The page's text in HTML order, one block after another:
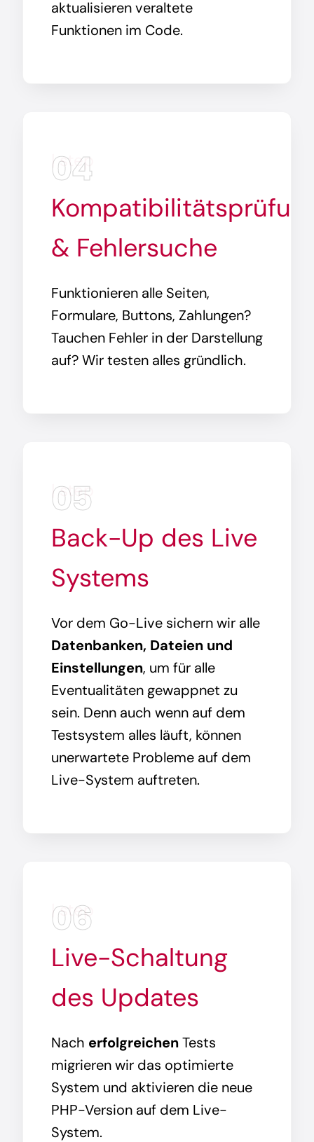
aktualisieren veraltete
Funktionen im Code.
04
| step
& Fehlersuche
Funktionieren alle Seiten,
Formulare, Buttons, Zahlungen?
Tauchen Fehler in der Darstellung
auf? Wir testen alles gründlich.
05
| step
Back-Up des Live
Systems
Vor dem Go-Live sichern wir alle
Datenbanken, Dateien und
Einstellungen, um für alle
Eventualitäten gewappnet zu
sein. Denn auch wenn auf dem
Testsystem alles läuft, können
unerwartete Probleme auf dem
Live-System auftreten.
06
| step
Live-Schaltung
des Updates
Nach erfolgreichenTests
migrieren wir das optimierte
System und aktivieren die neue
PHP-Version auf dem Live-
System.